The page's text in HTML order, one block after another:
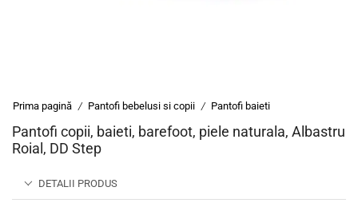
Prima pagină / Pantofi bebelusi si copii / Pantofi baieti
Pantofi copii, baieti, barefoot, piele naturala, Albastru
Roial, DD Step
DETALII PRODUS